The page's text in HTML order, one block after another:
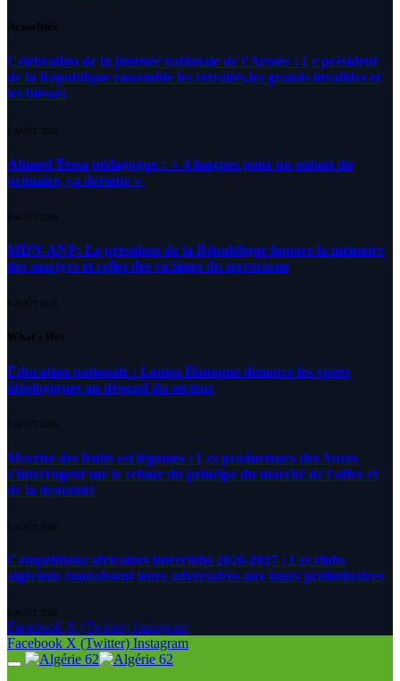
Actualités
Célébration de la journée nationale de l’Armée : Le président
de la République rassemble les retraités,les grands invalides et
les blessés
5 AOÛT 2026
Ahmed Tessa pédagogue : » 4 langues pour un enfant du
primaire, ça déroute «
4 AOÛT 2026
MDN-ANP: Le président de la République honore la mémoire
des martyrs et celles des victimes du terrorisme
4 AOÛT 2026
What's Hot
Education nationale : Louisa Hanoune dénonce les visées
idéologiques au dépend du secteur
7 AOÛT 2026
Marché des fruits est légumes : Les producteurs des Aures
s’interrogent sur le retour du principe du marché de l’offre et
de la demande
6 AOÛT 2026
Compétitions africaines interclubs 2026-2027 : Les clubs
algériens connaissent leurs adversaires aux tours préliminaires
6 AOÛT 2026
Facebook X (Twitter) Instagram
Facebook X (Twitter) Instagram